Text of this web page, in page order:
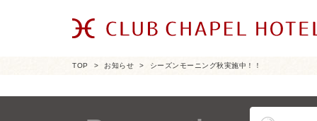
TOP お知らせ シーズンモーニング秋実施中！！